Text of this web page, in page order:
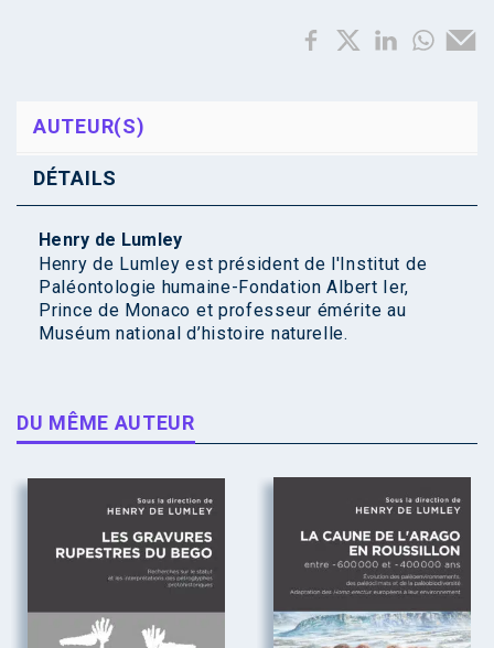
AUTEUR(S)
DÉTAILS
Henry de Lumley
Henry de Lumley est président de l'Institut de
Paléontologie humaine-Fondation Albert Ier,
Prince de Monaco et professeur émérite au
Muséum national d’histoire naturelle.
DU MÊME AUTEUR